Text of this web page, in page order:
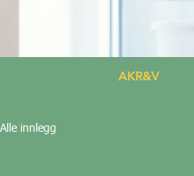
AKR&V
Alle innlegg